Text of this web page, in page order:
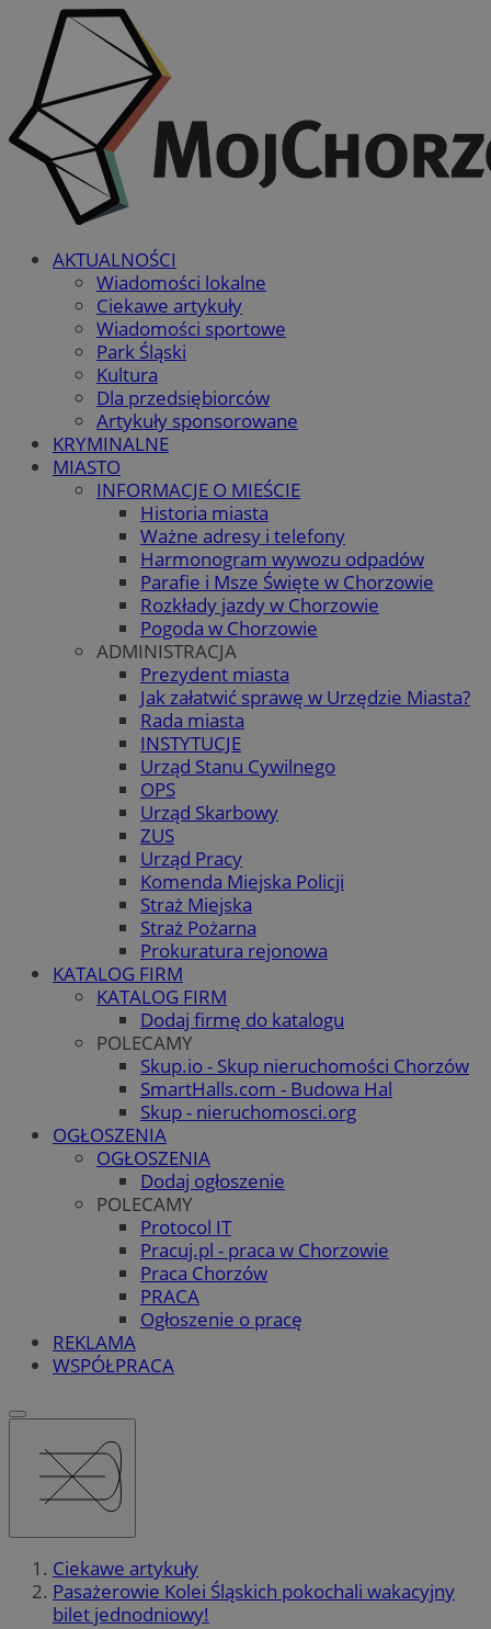
AKTUALNOŚCI
Wiadomości lokalne
Ciekawe artykuły
Wiadomości sportowe
Park Śląski
Kultura
Dla przedsiębiorców
Artykuły sponsorowane
KRYMINALNE
MIASTO
INFORMACJE O MIEŚCIE
Historia miasta
Ważne adresy i telefony
Harmonogram wywozu odpadów
Parafie i Msze Święte w Chorzowie
Rozkłady jazdy w Chorzowie
Pogoda w Chorzowie
ADMINISTRACJA
Prezydent miasta
Jak załatwić sprawę w Urzędzie Miasta?
Rada miasta
INSTYTUCJE
Urząd Stanu Cywilnego
OPS
Urząd Skarbowy
ZUS
Urząd Pracy
Komenda Miejska Policji
Straż Miejska
Straż Pożarna
Prokuratura rejonowa
KATALOG FIRM
KATALOG FIRM
Dodaj firmę do katalogu
POLECAMY
Skup.io - Skup nieruchomości Chorzów
SmartHalls.com - Budowa Hal
Skup - nieruchomosci.org
OGŁOSZENIA
OGŁOSZENIA
Dodaj ogłoszenie
POLECAMY
Protocol IT
Pracuj.pl - praca w Chorzowie
Praca Chorzów
PRACA
Ogłoszenie o pracę
REKLAMA
WSPÓŁPRACA
Ciekawe artykuły
Pasażerowie Kolei Śląskich pokochali wakacyjny
bilet jednodniowy!